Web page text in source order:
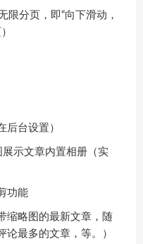
限分页，即“向下滑动，
后台设置）
示文章内置相册（实
功能
缩略图的最新文章，随
论最多的文章，等。）